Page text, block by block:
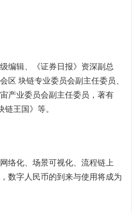
辑、《证券日报》资深副总
区 块链专业委员会副主任委员、
产业委员会副主任委员，著有
链王国》等。
化、场景可视化、流程链上
数字人民币的到来与使用将成为